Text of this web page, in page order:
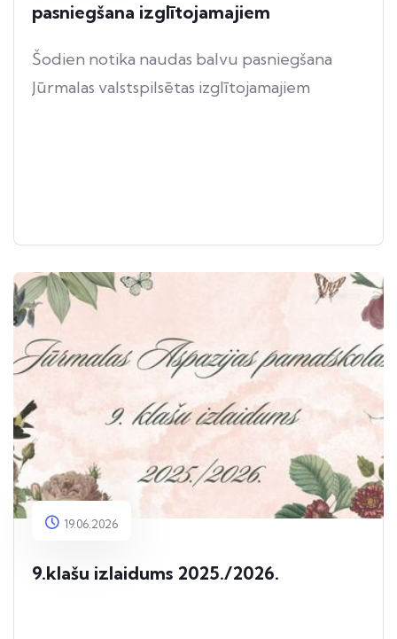
pasniegšana izglītojamajiem
Šodien notika naudas balvu pasniegšana
Jūrmalas valstspilsētas izglītojamajiem
19.06.2026
9.klašu izlaidums 2025./2026.